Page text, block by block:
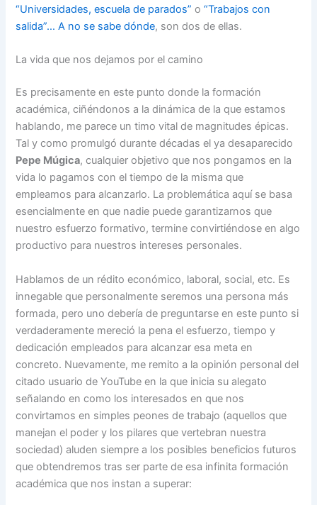
“Universidades, escuela de parados” o“Trabajos con
salida”… A no se sabe dónde, son dos de ellas.
La vida que nos dejamos por el camino
Es precisamente en este punto donde la formación
académica, ciñéndonos a la dinámica de la que estamos
hablando, me parece un timo vital de magnitudes épicas.
Tal y como promulgó durante décadas el ya desaparecido
Pepe Múgica, cualquier objetivo que nos pongamos en la
vida lo pagamos con el tiempo de la misma que
empleamos para alcanzarlo. La problemática aquí se basa
esencialmente en que nadie puede garantizarnos que
nuestro esfuerzo formativo, termine convirtiéndose en algo
productivo para nuestros intereses personales.
Hablamos de un rédito económico, laboral, social, etc. Es
innegable que personalmente seremos una persona más
formada, pero uno debería de preguntarse en este punto si
verdaderamente mereció la pena el esfuerzo, tiempo y
dedicación empleados para alcanzar esa meta en
concreto. Nuevamente, me remito a la opinión personal del
citado usuario de YouTube en la que inicia su alegato
señalando en como los interesados en que nos
convirtamos en simples peones de trabajo (aquellos que
manejan el poder y los pilares que vertebran nuestra
sociedad) aluden siempre a los posibles beneficios futuros
que obtendremos tras ser parte de esa infinita formación
académica que nos instan a superar: